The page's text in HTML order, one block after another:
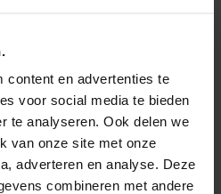
content en advertenties te
voor social media te bieden
te analyseren. Ook delen we
van onze site met onze
adverteren en analyse. Deze
combineren met andere